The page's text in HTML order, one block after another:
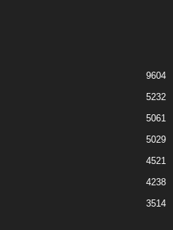
9604
5232
5061
5029
4521
4238
3514